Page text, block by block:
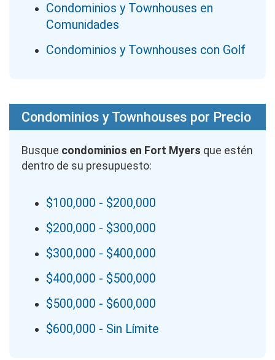
Condominios y Townhouses en
Comunidades
Condominios y Townhouses con Golf
Condominios y Townhouses por Precio
Busque condominios en Fort Myers que estén
dentro de su presupuesto:
$100,000 - $200,000
$200,000 - $300,000
$300,000 - $400,000
$400,000 - $500,000
$500,000 - $600,000
$600,000 - Sin Límite